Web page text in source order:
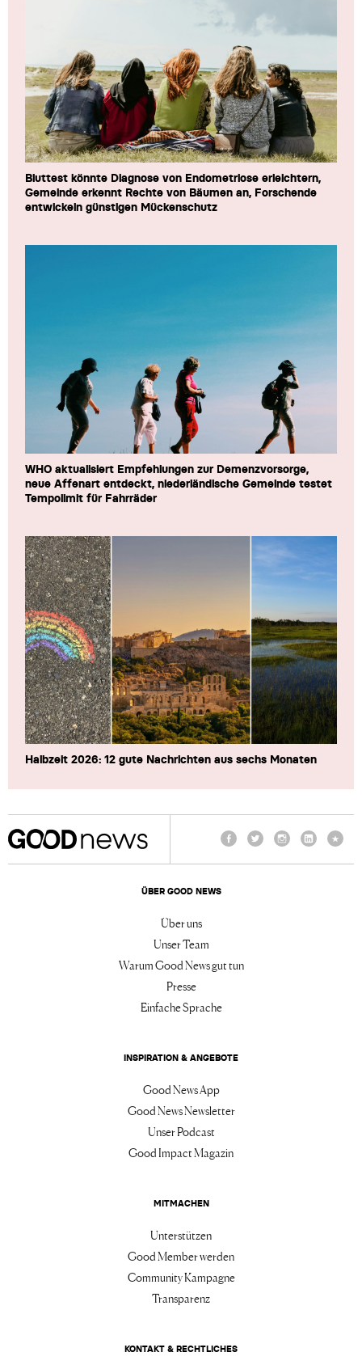
Bluttest könnte Diagnose von Endometriose erleichtern,
Gemeinde erkennt Rechte von Bäumen an, Forschende
entwickeln günstigen Mückenschutz
WHO aktualisiert Empfehlungen zur Demenzvorsorge,
neue Affenart entdeckt, niederländische Gemeinde testet
Tempolimit für Fahrräder
Halbzeit 2026: 12 gute Nachrichten aus sechs Monaten
ÜBER GOOD NEWS
Über uns
Unser Team
Warum Good News gut tun
Presse
Einfache Sprache
INSPIRATION & ANGEBOTE
Good News App
Good News Newsletter
Unser Podcast
Good Impact Magazin
MITMACHEN
Unterstützen
Good Member werden
Community Kampagne
Transparenz
KONTAKT & RECHTLICHES